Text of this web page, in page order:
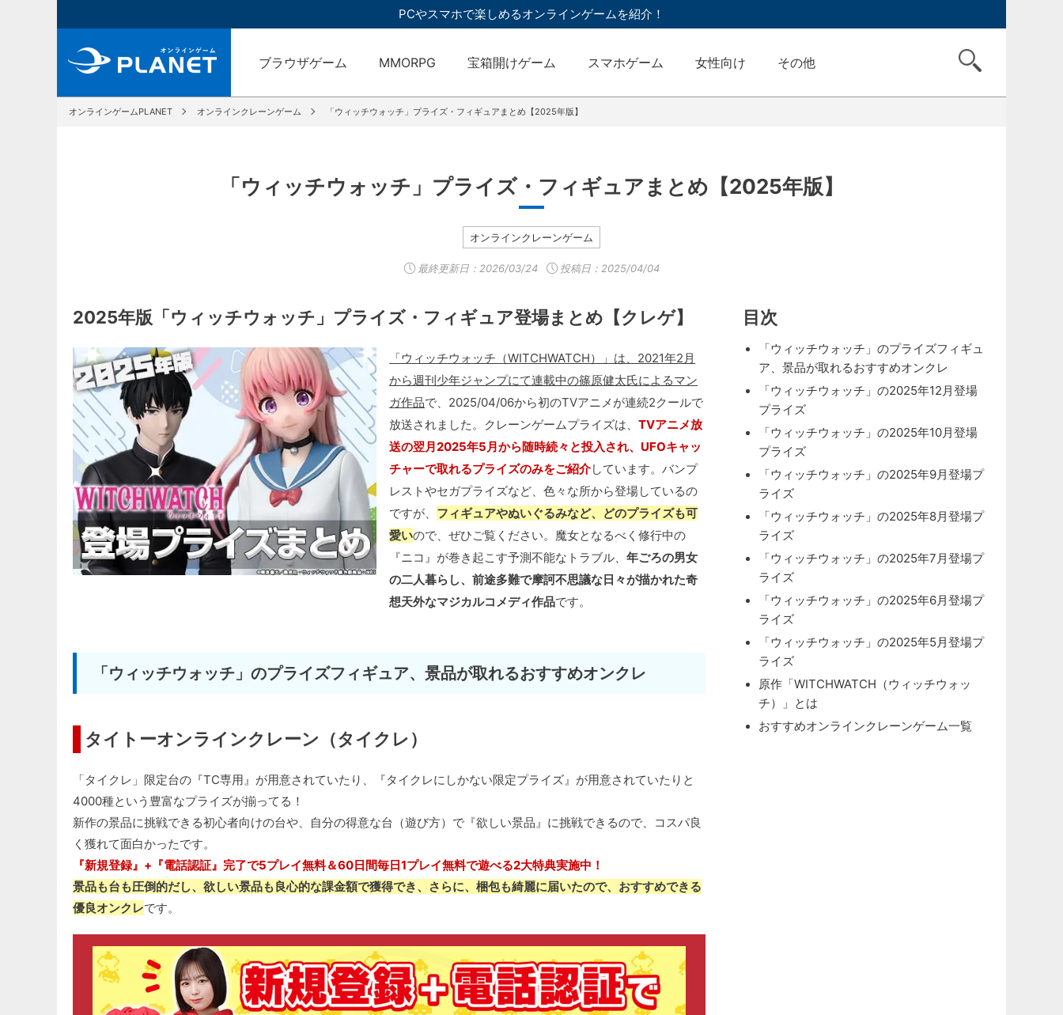
PCやスマホで楽しめるオンラインゲームを紹介！
ブラウザゲーム MMORPG 宝箱開けゲーム スマホゲーム 女性向け その他
オンラインゲームPLANET オンラインクレーンゲーム 「ウィッチウォッチ」プライズ・フィギュアまとめ【2025年版】
「ウィッチウォッチ」プライズ・フィギュアまとめ【2025年版】
オンラインクレーンゲーム
最終更新日： 2026/03/24 投稿日：2025/04/04
2025年版「ウィッチウォッチ」プライズ・フィギュア登場まとめ【クレゲ】
「ウィッチウォッチ（WITCHWATCH）」は、2021年2月
から週刊少年ジャンプにて連載中の篠原健太氏によるマン
ガ作品で、2025/04/06から初のTVアニメが連続2クールで
放送されました。クレーンゲームプライズは、TVアニメ放
送の翌月2025年5月から随時続々と投入され、UFOキャッ
チャーで取れるプライズのみをご紹介しています。バンプ
レストやセガプライズなど、色々な所から登場しているの
ですが、 フィギュアやぬいぐるみなど、どのプライズも可
愛いので、ぜひご覧ください。魔女となるべく修行中の
『ニコ』が巻き起こす予測不能なトラブル、年ごろの男女
の二人暮らし、前途多難で摩訶不思議な日々が描かれた奇
想天外なマジカルコメディ作品です。
「ウィッチウォッチ」のプライズフィギュア、景品が取れるおすすめオンクレ
タイトーオンラインクレーン（タイクレ）
「タイクレ」限定台の『TC専用』が用意されていたり、『タイクレにしかない限定プライズ』が用意されていたりと
4000種という豊富なプライズが揃ってる！
新作の景品に挑戦できる初心者向けの台や、自分の得意な台（遊び方）で『欲しい景品』に挑戦できるので、コスパ良
く獲れて面白かったです。
『新規登録』+『電話認証』完了で5プレイ無料＆60日間毎日1プレイ無料で遊べる2大特典実施中！
景品も台も圧倒的だし、欲しい景品も良心的な課金額で獲得でき、さらに、梱包も綺麗に届いたので、おすすめできる
優良オンクレです。
目次
「ウィッチウォッチ」のプライズフィギュ
ア、景品が取れるおすすめオンクレ
「ウィッチウォッチ」の2025年12月登場
プライズ
「ウィッチウォッチ」の2025年10月登場
プライズ
「ウィッチウォッチ」の2025年9月登場プ
ライズ
「ウィッチウォッチ」の2025年8月登場プ
ライズ
「ウィッチウォッチ」の2025年7月登場プ
ライズ
「ウィッチウォッチ」の2025年6月登場プ
ライズ
「ウィッチウォッチ」の2025年5月登場プ
ライズ
原作「WITCHWATCH（ウィッチウォッ
チ）」とは
おすすめオンラインクレーンゲーム一覧